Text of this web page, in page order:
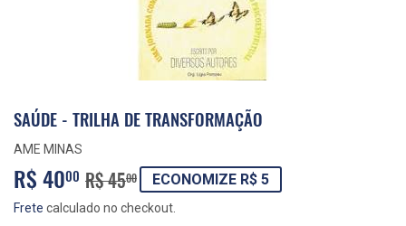
SAÚDE - TRILHA DE TRANSFORMAÇÃO
AME MINAS
R$ 4000 R$ 4500PREÇO
NORMAL
R$
45,00
PREÇO
PROMOCIONAL
R$
40,00
ECONOMIZE R$ 5
Frete calculado no checkout.